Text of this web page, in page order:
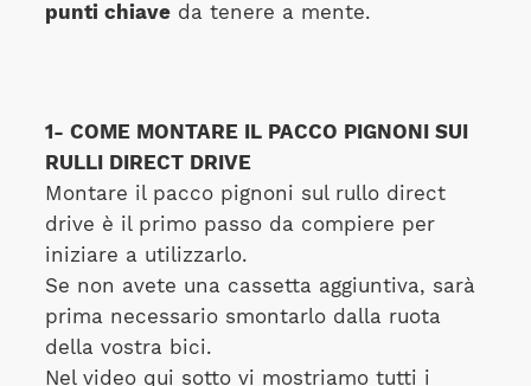
punti chiaveda tenere a mente.
1- COME MONTARE IL PACCO PIGNONI SUI
RULLI DIRECT DRIVE
Montare il pacco pignoni sul rullo direct
drive è il primo passo da compiere per
iniziare a utilizzarlo.
Se non avete una cassetta aggiuntiva, sarà
prima necessario smontarlo dalla ruota
della vostra bici.
Nel video qui sotto vi mostriamo tutti i